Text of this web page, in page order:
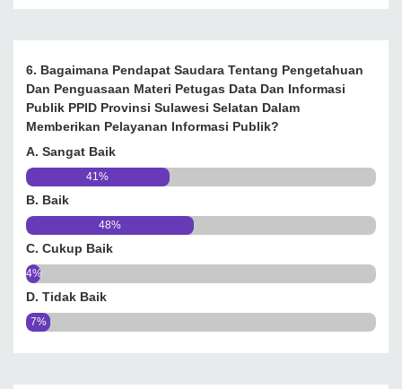
6. Bagaimana Pendapat Saudara Tentang Pengetahuan
Dan Penguasaan Materi Petugas Data Dan Informasi
Publik PPID Provinsi Sulawesi Selatan Dalam
Memberikan Pelayanan Informasi Publik?
A. Sangat Baik
41%
B. Baik
48%
C. Cukup Baik
4%
D. Tidak Baik
7%